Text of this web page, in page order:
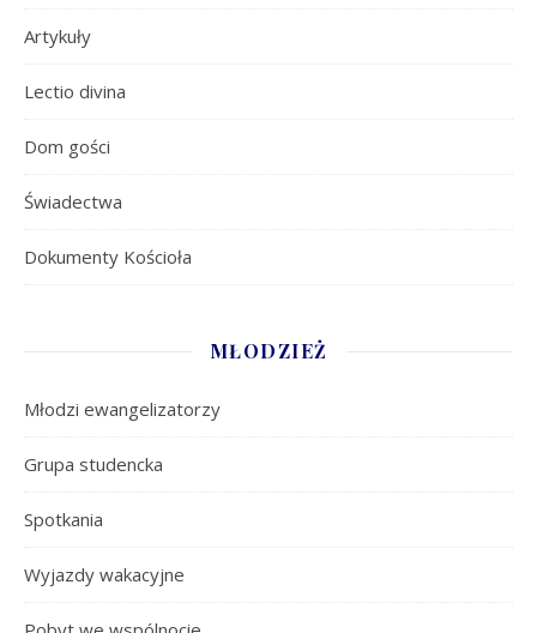
Artykuły
Lectio divina
Dom gości
Świadectwa
Dokumenty Kościoła
MŁODZIEŻ
Młodzi ewangelizatorzy
Grupa studencka
Spotkania
Wyjazdy wakacyjne